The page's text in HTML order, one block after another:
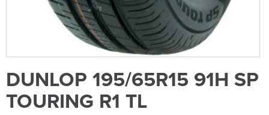
DUNLOP 195/65R15 91H SP
TOURING R1 TL